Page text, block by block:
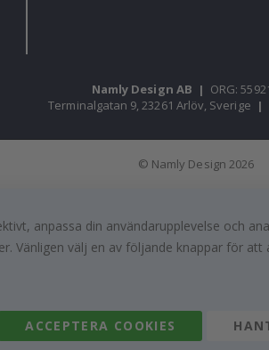
Namly Design AB | ORG:
Terminalgatan 9, 23261 Arlöv, Sverige |
© Namly Design 2026
anpassa din användarupplevelse och
Vänligen välj en av följande knappar för
ACCEPTERA COOKIES